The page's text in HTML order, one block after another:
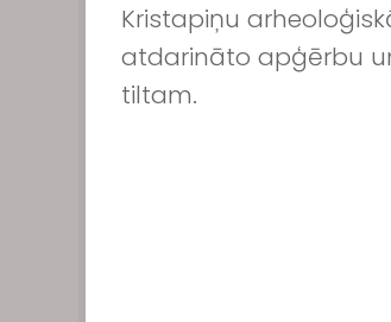
Kristapiņu
atdarināto apģērbu
tiltam.